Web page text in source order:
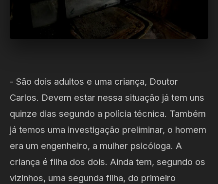
- São dois adultos e uma criança, Doutor
Carlos. Devem estar nessa situação já tem uns
quinze dias segundo a polícia técnica. Também
já temos uma investigação preliminar, o homem
era um engenheiro, a mulher psicóloga. A
criança é filha dos dois. Ainda tem, segundo os
vizinhos, uma segunda filha, do primeiro